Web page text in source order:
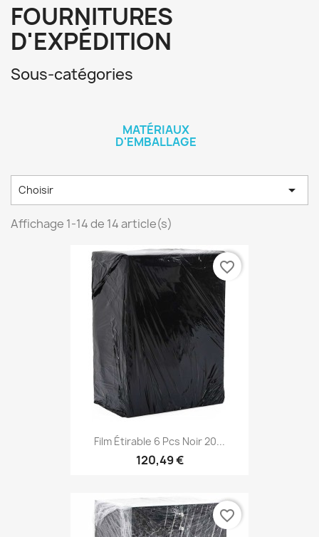
FOURNITURES
D'EXPÉDITION
Sous-catégories
MATÉRIAUX
D'EMBALLAGE
Choisir 
Affichage 1-14 de 14 article(s)
Film Étirable 6 Pcs Noir 20...
120,49 €
favorite_border
favorite_border